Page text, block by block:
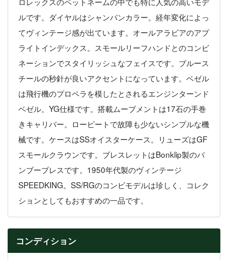
ルです。ダイヤルはシャンパンカラー。経年変化によっ
てヴィンテージ感が出ています。オールアラビアのアプ
ライトインデックス。スモールリーフハンドとのコンビ
ネーションでスタイリッシュなフェイスです。ブルース
チールの秒針が良いアクセントになっています。ベゼル
は飛行機のプロペラを模したとされるエンジンターンド
ベゼル。YG仕様です。搭載ムーブメントは17石の手巻
きキャリバー。ロービートで故障も少ないシンプルな機
械です。ケースはSSオイスターケース。リューズはGF
スモールクラウンです。ブレスレットはBonklip製のバ
ンブーブレスです。1950年代製のヴィンテージ
SPEEDKING。SS/RGのコンビモデルは珍しく、コレク
ションとしてもおすすめの一品です。
コンディション